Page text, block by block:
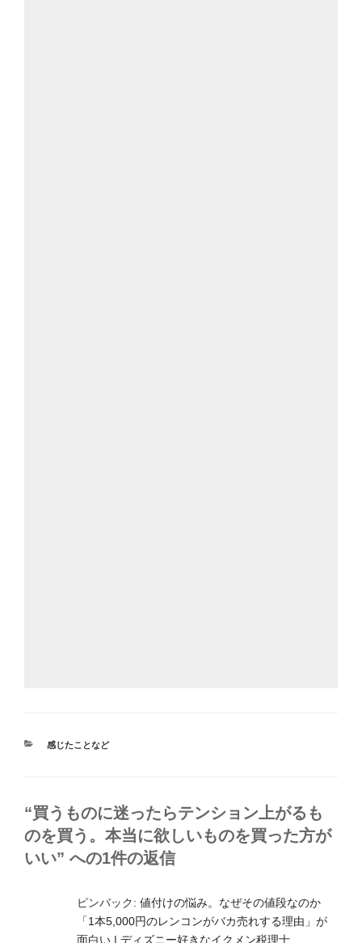
カ
感じたことなど
“買うものに迷ったらテンション上がるも
のを買う。本当に欲しいものを買った方が
いい” への1件の返信
ピンバック: 値付けの悩み。なぜその値段なのか
「1本5,000円のレンコンがバカ売れする理由」が
面白い | ディズニー好きなイクメン税理士